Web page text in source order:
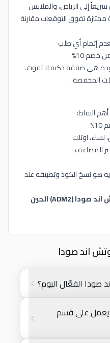
إلى الرياض، والملابس
تفوق التوقعات مقارنة
إتمام أي طلب
خصم 10%
هي صفقة ذكية لا تفوت،
المخفضة.
النقاط:
اوتلت
المضاعف
هو نسخ الكود وتطبيقه عند
احصل على كود خصم سكوتش اند صودا (ADM2) الحين
اند صودا
الفعّال اليوم؟
على قسم